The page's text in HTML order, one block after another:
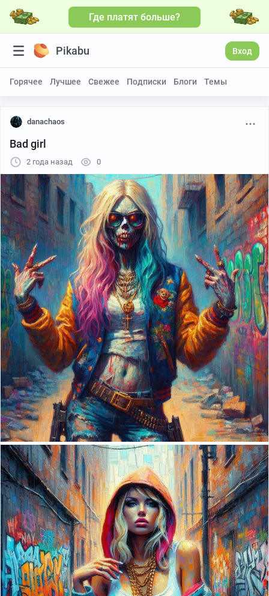
Где платят больше?
Pikabu Вход
Горячее Лучшее Свежее Подписки Блоги Темы
danachaos
Bad girl
2 года назад 0